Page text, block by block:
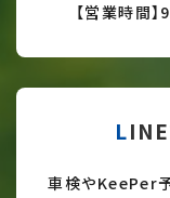
【営業時間】
車検やKeePer